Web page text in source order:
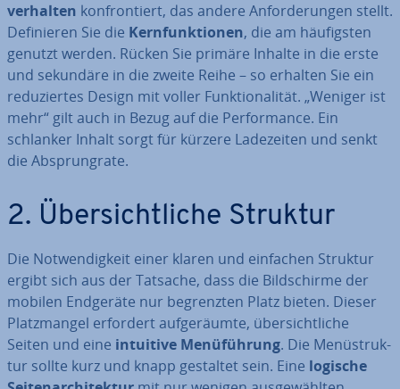
ver­hal­ten kon­fron­tiert, das andere An­for­de­run­gen stellt.
De­fi­nie­ren Sie die Kern­funk­tio­nen, die am häu­figs­ten
genutzt werden. Rücken Sie primäre Inhalte in die erste
und sekundäre in die zweite Reihe – so erhalten Sie ein
re­du­zier­tes Design mit voller Funk­tio­na­li­tät. „Weniger ist
mehr“ gilt auch in Bezug auf die Per­for­mance. Ein
schlanker Inhalt sorgt für kürzere La­de­zei­ten und senkt
die Ab­sprungra­te.
2. Über­sicht­li­che Struktur
Die Not­wen­dig­keit einer klaren und einfachen Struktur
ergibt sich aus der Tatsache, dass die Bild­schir­me der
mobilen Endgeräte nur be­grenz­ten Platz bieten. Dieser
Platz­man­gel erfordert auf­ge­räum­te, über­sicht­li­che
Seiten und eine intuitive Me­nü­füh­rung. Die Me­nü­struk­
tur sollte kurz und knapp gestaltet sein. Eine logische